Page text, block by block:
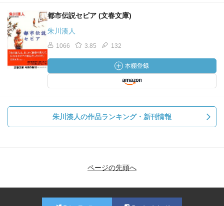
都市伝説セピア (文春文庫)
朱川湊人
1066 3.85 132
朱川湊人の作品ランキング・新刊情報
ページの先頭へ